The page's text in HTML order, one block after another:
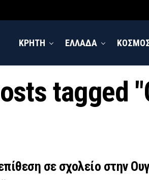
ΚΡΗΤΗ ΕΛΛΑΔΑ
tagged
σε σχολείο στην